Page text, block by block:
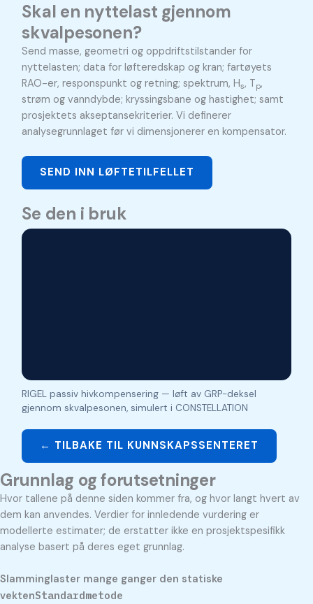
Skal en nyttelast gjennom
skvalpesonen?
Send masse, geometri og oppdriftstilstander for
nyttelasten; data for løfteredskap og kran; fartøyets
RAO-er, responspunkt og retning; spektrum, Hs, Tp,
strøm og vanndybde; kryssingsbane og hastighet; samt
prosjektets akseptansekriterier. Vi definerer
analysegrunnlaget før vi dimensjonerer en kompensator.
SEND INN LØFTETILFELLET
Se den i bruk
RIGEL passiv hivkompensering — løft av GRP-deksel
gjennom skvalpesonen, simulert i CONSTELLATION
← TILBAKE TIL KUNNSKAPSSENTERET
Grunnlag og forutsetninger
Hvor tallene på denne siden kommer fra, og hvor langt hvert av
dem kan anvendes. Verdier for innledende vurdering er
modellerte estimater; de erstatter ikke en prosjektspesifikk
analyse basert på deres eget grunnlag.
Slamminglaster mange ganger den statiske
vektenStandardmetode